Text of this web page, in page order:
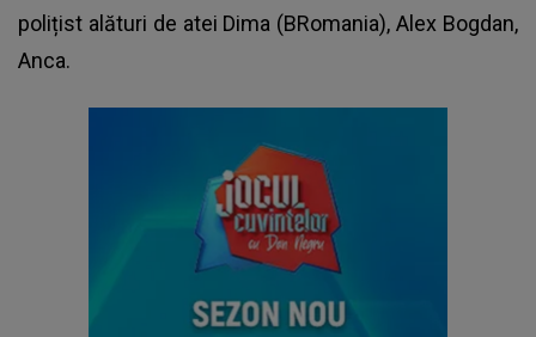
polițist alături de atei Dima (BRomania), Alex Bogdan,
Anca.